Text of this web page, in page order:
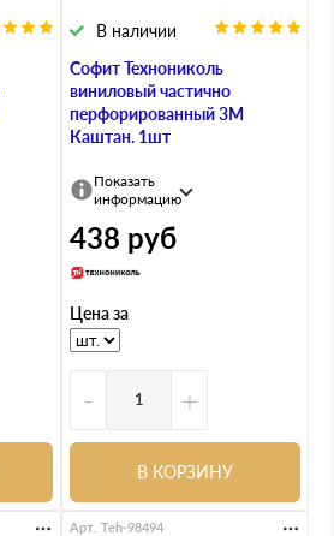
Софит Технониколь
виниловый частично
перфорированный 3М
Каштан. 1шт
В наличии
Показать
информацию
438 руб
Цена за
- +
В КОРЗИНУ
Арт. Teh-98494